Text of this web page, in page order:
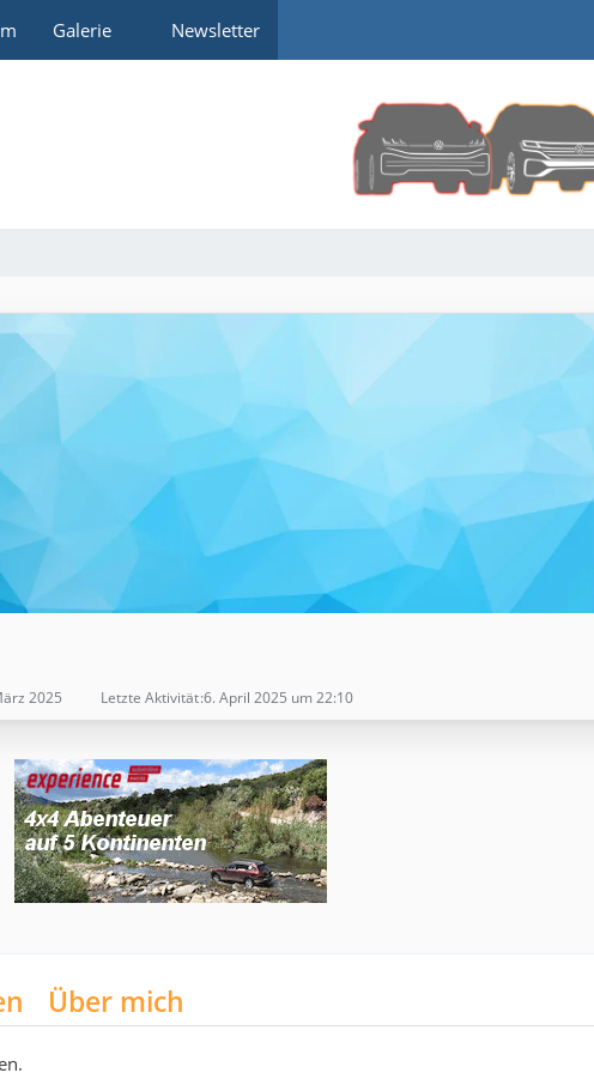
Galerie Newsletter
2025 Letzte Aktivität 6. April 2025 um 22:10
Über mich